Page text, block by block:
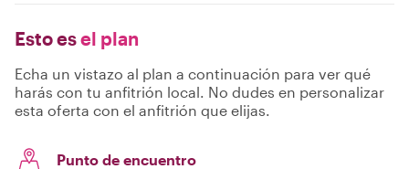
Esto esel plan
Echa un vistazo al plan a continuación para ver qué
harás con tu anfitrión local. No dudes en personalizar
esta oferta con el anfitrión que elijas.
Punto de encuentro